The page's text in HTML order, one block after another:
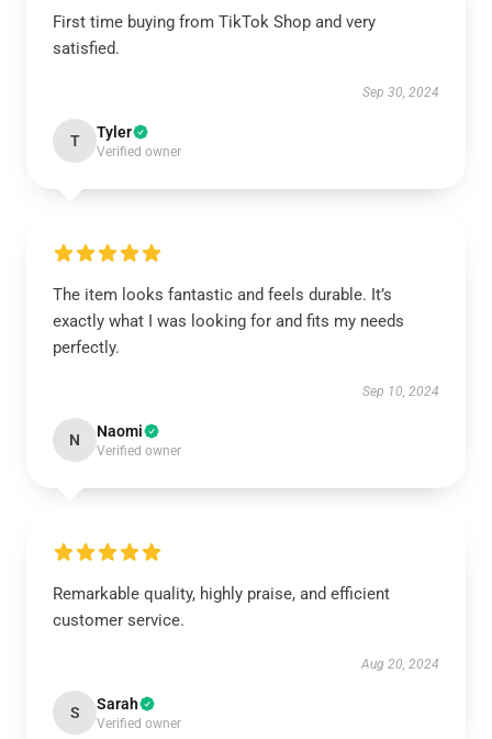
First time buying from TikTok Shop and very
satisfied.
Sep 30, 2024
T Tyler
Verified owner
The item looks fantastic and feels durable. It’s
exactly what I was looking for and fits my needs
perfectly.
Sep 10, 2024
N Naomi
Verified owner
Remarkable quality, highly praise, and efficient
customer service.
Aug 20, 2024
S Sarah
Verified owner